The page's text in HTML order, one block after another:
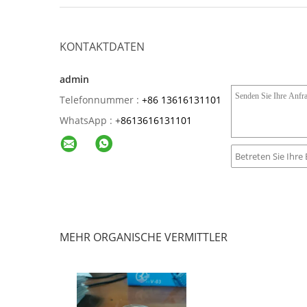
KONTAKTDATEN
admin
Telefonnummer : +86 13616131101
WhatsApp : +8613616131101
MEHR ORGANISCHE VERMITTLER